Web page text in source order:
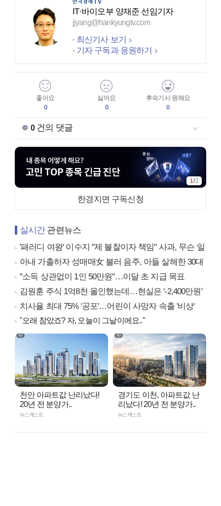
IT·바이오부 양재준 선임기자
jjyang@hankyungtv.com
최신기사 보기
기자 구독과 응원하기
좋아요
0
싫어요
0
후속기사 원해요
0
0건의 댓글
1/2
한경지면 구독신청
실시간관련뉴스
'패러디 여왕' 이수지 "제 불찰이자 책임" 사과, 무슨 일
아내 가출하자 성매매女 불러 음주, 아들 살해한 30대
"소득 상관없이 1인 50만원"…이달 초 지급 목표
김원훈 주식 1억8천 올인했는데…현실은 '-2,400만원'
치사율 최대 75% '공포'…어린이 사망자 속출 '비상'
"오래 참았죠? 자, 오늘이 그날이에요.."
천안 아파트값 난리났다!
20년 전 분양가..
뉴스캐스트
경기도 이천, 아파트값 난
리났다! 20년 전 분양가..
뉴스캐스트